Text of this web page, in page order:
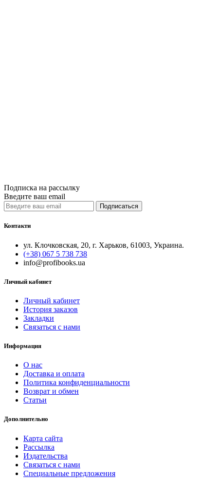
Подписка на рассылку
Введите ваш email
Подписаться
Контакти
ул. Клочковская, 20, г. Харьков, 61003, Украина.
(+38) 067 5 738 738
info@profibooks.ua
Личный кабинет
Личный кабинет
История заказов
Закладки
Связаться с нами
Информация
О нас
Доставка и оплата
Политика конфиденциальности
Возврат и обмен
Статьи
Дополнительно
Карта сайта
Рассылка
Издательства
Связаться с нами
Специальные предложения